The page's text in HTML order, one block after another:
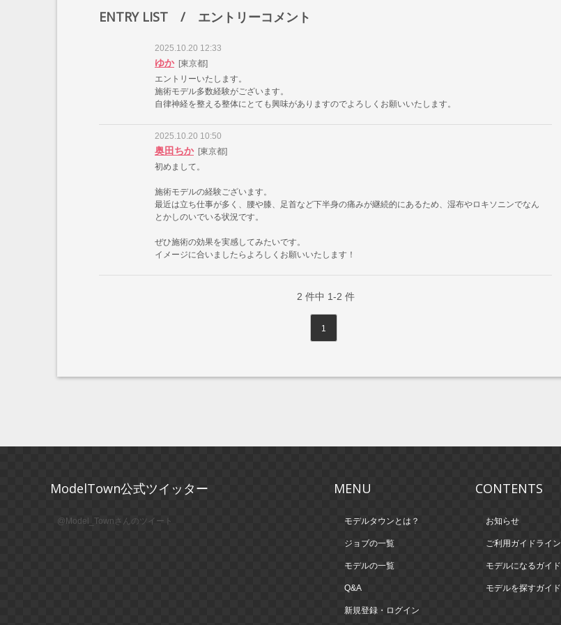
ENTRY LIST / エントリーコメント
2025.10.20 12:33
ゆか [東京都]
エントリーいたします。
施術モデル多数経験がございます。
自律神経を整える整体にとても興味がありますのでよろしくお願いいたします。
2025.10.20 10:50
奥田ちか [東京都]
初めまして。
施術モデルの経験ございます。
最近は立ち仕事が多く、腰や膝、足首など下半身の痛みが継続的にあるため、湿布やロキソニンでなん
とかしのいでいる状況です。
ぜひ施術の効果を実感してみたいです。
イメージに合いましたらよろしくお願いいたします！
2 件中 1-2 件
1
ModelTown公式ツイッター
@Model_Townさんのツイート
MENU
モデルタウンとは？
ジョブの一覧
モデルの一覧
Q&A
新規登録・ログイン
CONTENTS
お知らせ
ご利用ガイドライン
モデルになるガイド
モデルを探すガイド